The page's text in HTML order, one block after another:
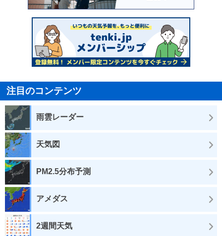
注目のコンテンツ
雨雲レーダー
天気図
PM2.5分布予測
アメダス
2週間天気